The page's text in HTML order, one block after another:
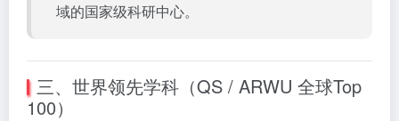
域的国家级科研中心。
三、世界领先学科（QS / ARWU 全球Top
100）